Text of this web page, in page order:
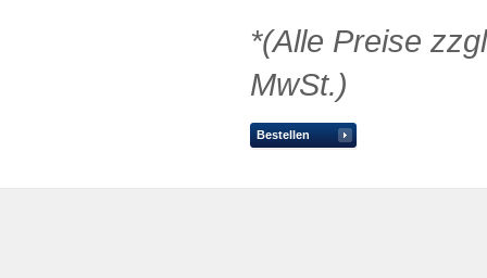
*(Alle Preise
MwSt.)
Bestellen